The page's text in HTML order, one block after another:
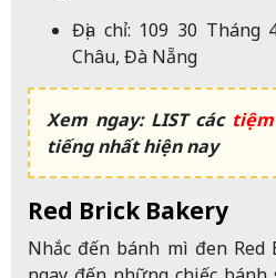
Địa chỉ: 109 30 Tháng
Châu, Đà Nẵng
Xem ngay: LIST các
tiếng nhất hiện nay
Red Brick Bakery
Nhắc đến bánh mì đen